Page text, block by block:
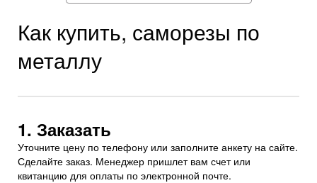
Как купить, саморезы по
металлу
1. Заказать
Уточните цену по телефону или заполните анкету на сайте.
Сделайте заказ. Менеджер пришлет вам счет или
квитанцию для оплаты по электронной почте.